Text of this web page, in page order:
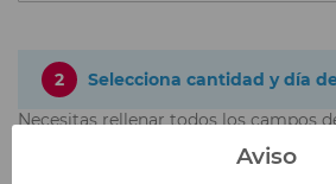
2
Selecciona cantidad y día
Necesitas rellenar todos los campos
de poder elegir tu opción y precio.
Aviso